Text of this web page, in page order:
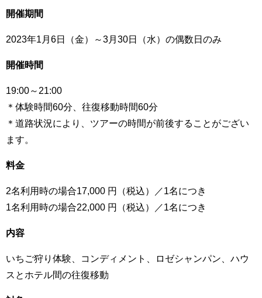
開催期間
2023年1月6日（金）～3月30日（水）の偶数日のみ
開催時間
19:00～21:00
＊体験時間60分、往復移動時間60分
＊道路状況により、ツアーの時間が前後することがござい
ます。
料金
2名利用時の場合17,000 円（税込）／1名につき
1名利用時の場合22,000 円（税込）／1名につき
内容
いちご狩り体験、コンディメント、ロゼシャンパン、ハウ
スとホテル間の往復移動